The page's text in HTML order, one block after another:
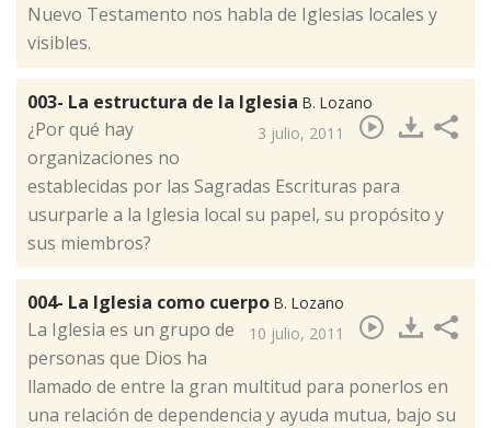
Nuevo Testamento nos habla de Iglesias locales y
visibles.
003- La estructura de la Iglesia B. Lozano
3 julio, 2011
¿Por qué hay
organizaciones no
establecidas por las Sagradas Escrituras para
usurparle a la Iglesia local su papel, su propósito y
sus miembros?
004- La Iglesia como cuerpo B. Lozano
10 julio, 2011
La Iglesia es un grupo de
personas que Dios ha
llamado de entre la gran multitud para ponerlos en
una relación de dependencia y ayuda mutua, bajo su